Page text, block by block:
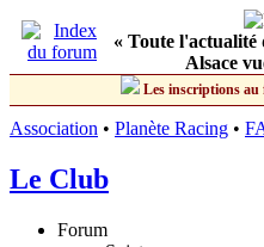
« Toute
Alsace
Les inscriptions
Association • Planète Racing •
Le Club
Forum